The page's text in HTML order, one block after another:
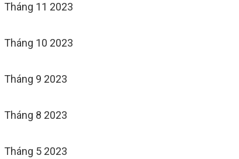
Tháng 11 2023
Tháng 10 2023
Tháng 9 2023
Tháng 8 2023
Tháng 5 2023